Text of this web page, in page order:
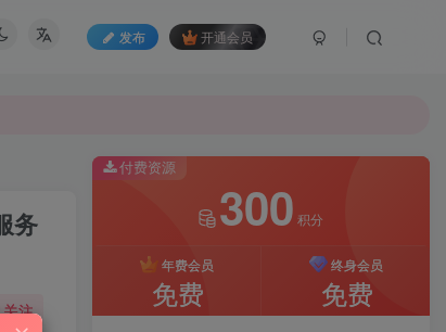
发布 开通会员
务
关注
付费资源
300 积分
年费会员
免费
终身会员
免费